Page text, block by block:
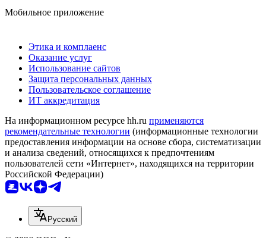
Мобильное приложение
Этика и комплаенс
Оказание услуг
Использование сайтов
Защита персональных данных
Пользовательское соглашение
ИТ аккредитация
На информационном ресурсе hh.ru применяются
рекомендательные технологии (информационные технологии
предоставления информации на основе сбора, систематизации
и анализа сведений, относящихся к предпочтениям
пользователей сети «Интернет», находящихся на территории
Российской Федерации)
Русский